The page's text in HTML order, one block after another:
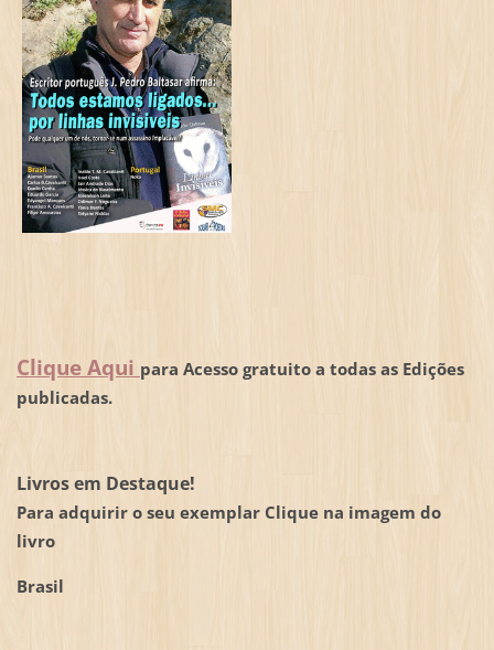
Clique Aqui para Acesso gratuito a todas as Edições
publicadas.
Livros em Destaque!
Para adquirir o seu exemplar Clique na imagem do
livro
Brasil